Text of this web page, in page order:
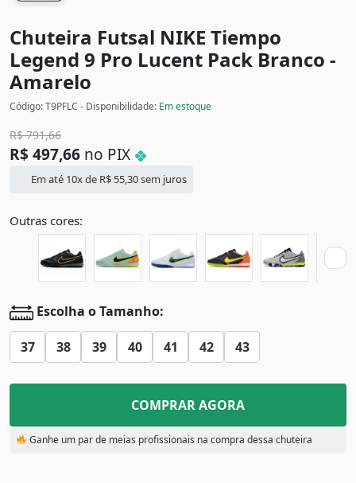
Chuteira Futsal NIKE Tiempo
Legend 9 Pro Lucent Pack Branco -
Amarelo
Código: T9PFLC - Disponibilidade: Em estoque
R$791,66
R$ 497,66 no PIX
Em até 10x de R$ 55,30sem juros
Outras cores:
Escolha o Tamanho:
37 38 39 40 41 42 43
COMPRAR AGORA
Ganhe um par de meias profissionais na compra dessa chuteira